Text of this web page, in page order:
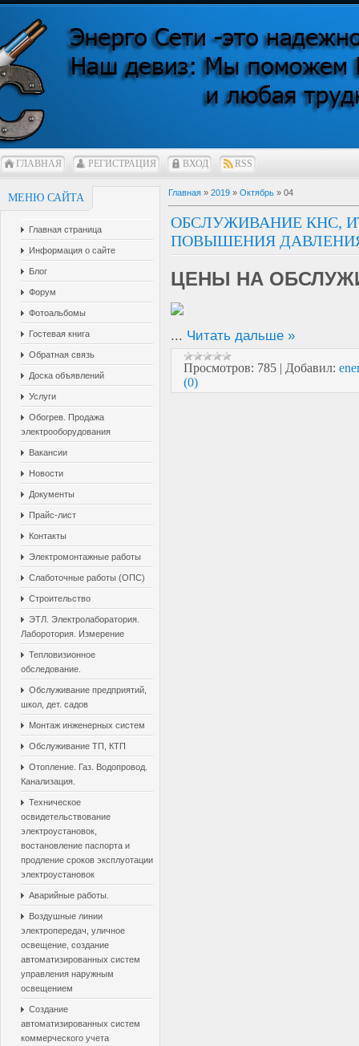
ГЛАВНАЯ РЕГИСТРАЦИЯ ВХОД RSS
МЕНЮ САЙТА
Главная страница
Информация о сайте
Блог
Форум
Фотоальбомы
Гостевая книга
Обратная связь
Доска объявлений
Услуги
Обогрев. Продажа
электрооборудования
Вакансии
Новости
Документы
Прайс-лист
Контакты
Электромонтажные работы
Слаботочные работы (ОПС)
Строительство
ЭТЛ. Электролаборатория.
Лаборотория. Измерение
Тепловизионное
обследование.
Обслуживание предприятий,
школ, дет. садов
Монтаж инженерных систем
Обслуживание ТП, КТП
Отопление. Газ. Водопровод.
Канализация.
Техническое
освидетельствование
электроустановок,
востановление паспорта и
продление сроков эксплуотации
электроустановок
Аварийные работы.
Воздушные линии
электропередач, уличное
освещение, создание
автоматизированных систем
управления наружным
освещением
Создание
автоматизированных систем
коммерческого учета
Главная » 2019 » Октябрь » 04
ОБСЛУЖИВАНИЕ КНС,
ПОВЫШЕНИЯ
ЦЕНЫ НА
... Читать дальше »
Просмотров: 785 | Добавил:
(0)